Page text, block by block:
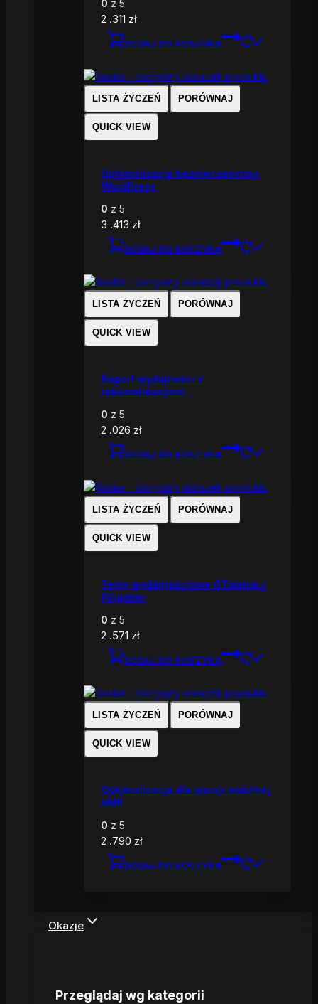
0 z 5
2 .311 zł
DODAJ DO KOSZYKA
LISTA ŻYCZEŃ PORÓWNAJ
QUICK VIEW
Optymalizacja bezpieczeństwa
WordPress
0 z 5
3 .413 zł
DODAJ DO KOSZYKA
LISTA ŻYCZEŃ PORÓWNAJ
QUICK VIEW
Raport wydajności z
rekomendacjami
0 z 5
2 .026 zł
DODAJ DO KOSZYKA
LISTA ŻYCZEŃ PORÓWNAJ
QUICK VIEW
Testy wydajnościowe GTmetrix /
Pingdom
0 z 5
2 .571 zł
DODAJ DO KOSZYKA
LISTA ŻYCZEŃ PORÓWNAJ
QUICK VIEW
Optymalizacja dla wersji mobilnej
AMP
0 z 5
2 .790 zł
DODAJ DO KOSZYKA
Okazje
Przeglądaj wg kategorii